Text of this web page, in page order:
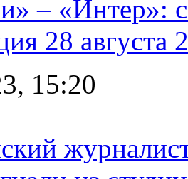
– «Интер»:
28 августа
15:20